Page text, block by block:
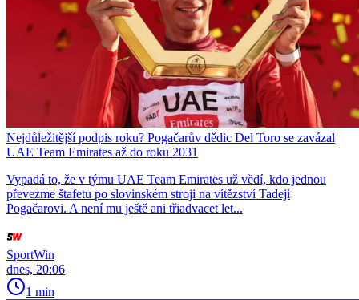
Nejdůležitější podpis roku? Pogačarův dědic Del Toro se zavázal
UAE Team Emirates až do roku 2031
Vypadá to, že v týmu UAE Team Emirates už vědí, kdo jednou
převezme štafetu po slovinském stroji na vítězství Tadeji
Pogačarovi. A není mu ještě ani třiadvacet let...
SportWin
dnes, 20:06
1 min